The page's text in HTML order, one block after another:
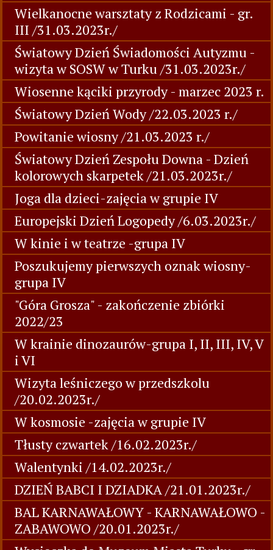
Wielkanocne warsztaty z Rodzicami - gr.
III /31.03.2023r./
Światowy Dzień Świadomości Autyzmu -
wizyta w SOSW w Turku /31.03.2023r./
Wiosenne kąciki przyrody - marzec 2023 r.
Światowy Dzień Wody /22.03.2023 r./
Powitanie wiosny /21.03.2023 r./
Światowy Dzień Zespołu Downa - Dzień
kolorowych skarpetek /21.03.2023r./
Joga dla dzieci-zajęcia w grupie IV
Europejski Dzień Logopedy /6.03.2023r./
W kinie i w teatrze -grupa IV
Poszukujemy pierwszych oznak wiosny-
grupa IV
"Góra Grosza" - zakończenie zbiórki
2022/23
W krainie dinozaurów-grupa I, II, III, IV, V
i VI
Wizyta leśniczego w przedszkolu
/20.02.2023r./
W kosmosie -zajęcia w grupie IV
Tłusty czwartek /16.02.2023r./
Walentynki /14.02.2023r./
DZIEŃ BABCI I DZIADKA /21.01.2023r./
BAL KARNAWAŁOWY - KARNAWAŁOWO -
ZABAWOWO /20.01.2023r./